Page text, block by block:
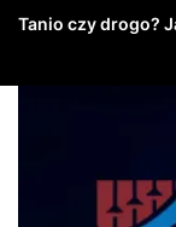
Tanio czy drogo?